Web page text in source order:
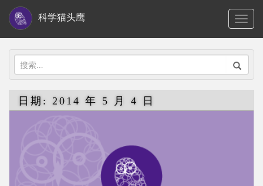
i
科学猫头鹰
搜
索：
日期: 2014 年 5 月 4 日